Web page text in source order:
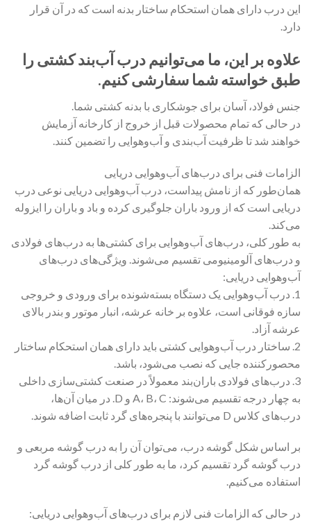
این درب دارای همان استحکام ساختار بدنه است که در آن قرار
دارد.
علاوه بر این، ما می‌توانیم درب آب‌بند کشتی را
طبق خواسته شما سفارشی کنیم.
جنس فولاد، آسان برای جوشکاری با بدنه کشتی شما.
در حالی که تمام محصولات قبل از خروج از کارخانه آزمایش
خواهند شد تا ظرفیت آب‌بندی و آب‌وهوایی را تضمین کنند.
الزامات فنی برای درب‌های آب‌وهوایی دریایی
همان‌طور که از نامش پیداست، درب آب‌وهوایی دریایی نوعی درب
دریایی است که از ورود باران جلوگیری کرده و باد و باران را ایزوله
می‌کند.
به طور کلی، درب‌های آب‌وهوایی برای کشتی‌ها به درب‌های فولادی
و درب‌های آلومینیومی تقسیم می‌شوند. ویژگی‌های درب‌های
آب‌وهوایی دریایی:
1. درب آب‌وهوایی یک دستگاه بسته‌شونده برای ورودی و خروجی
سازه فوقانی است، علاوه بر خانه عرشه، انبار موتور و بندر بالای
عرشه آزاد.
2. ساختار درب آب‌وهوایی کشتی باید دارای همان استحکام ساختار
محصورکننده جایی که نصب می‌شود، باشد.
3. درب‌های فولادی باران‌بند معمولاً در صنعت کشتی‌سازی داخلی
به چهار درجه تقسیم می‌شوند: A، B، C و D. در میان آن‌ها،
درب‌های کلاس D می‌توانند با پنجره‌های گرد ثابت اضافه شوند.
بر اساس شکل گوشه درب، می‌توان آن را به درب گوشه مربعی و
درب گوشه گرد تقسیم کرد، ما به طور کلی از درب گوشه گرد
استفاده می‌کنیم.
در حالی که الزامات فنی لازم برای درب‌های آب‌وهوایی دریایی: